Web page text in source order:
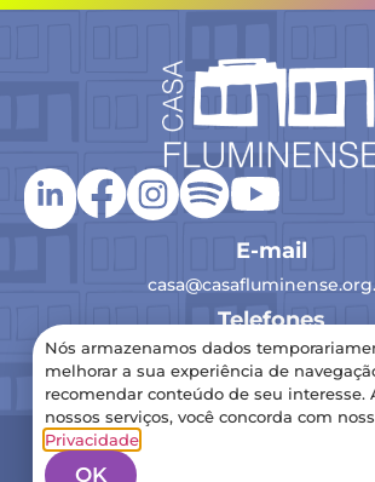
E-mail
Telefones
(21) 2516-0193
2024 Casa Fluminense – Todos os
Nós armazenamos dados
melhorar a sua experiência de
recomendar conteúdo de seu interesse.
nossos serviços, você concorda com
Privacidade.
OK